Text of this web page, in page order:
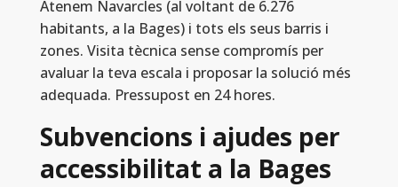
Atenem Navarcles (al voltant de 6.276
habitants, a la Bages) i tots els seus barris i
zones. Visita tècnica sense compromís per
avaluar la teva escala i proposar la solució més
adequada. Pressupost en 24 hores.
Subvencions i ajudes per
accessibilitat a la Bages